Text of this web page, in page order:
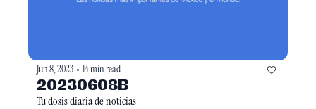
Jun 8, 2023 • 14 min read
20230608B
Tu dosis diaria de noticias